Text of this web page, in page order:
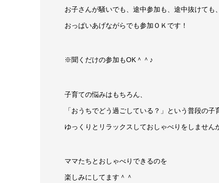
お子さんが騒いでも、途中参加も、途中抜けても、
おっぱいあげながらでも参加ＯＫです！
※聞くだけの参加もOK＾＾♪
子育ての悩みはもちろん、
「おうちでどう過ごしている？」という普段の子
ゆっくりとリラックスしておしゃべりをしません
ママたちとおしゃべりできるのを
楽しみにしてます＾＾